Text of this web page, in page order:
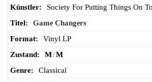
Society For Putting Things On
Game Changers
Vinyl LP
M/M
Classical